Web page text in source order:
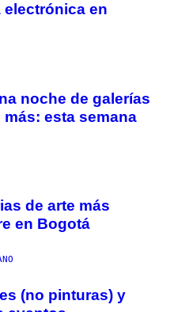
en
noche de galerías
esta semana
de arte más
en Bogotá
(no pinturas) y